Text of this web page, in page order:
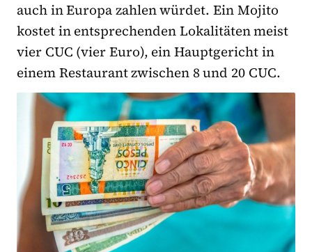
auch in Europa zahlen würdet. Ein Mojito
kostet in entsprechenden Lokalitäten meist
vier CUC (vier Euro), ein Hauptgericht in
einem Restaurant zwischen 8 und 20 CUC.